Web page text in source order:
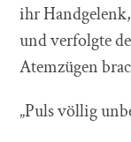
ihr
und verfolgte
Atemzügen
„Puls völlig